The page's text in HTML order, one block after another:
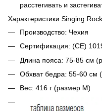
расстегивать и
Характеристики Singing
Производство: Чехия
Сертификация: (CE)
Длина пояса: 75-85 см
Обхват бедра: 55-60 см
Вес: 416 г (размер М)